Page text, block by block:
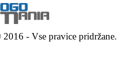
- Vse pravice pridržane.